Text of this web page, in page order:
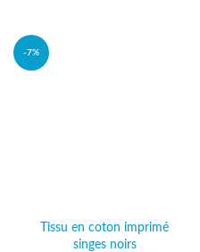
-7%
Tissu en coton imprimé
singes noirs